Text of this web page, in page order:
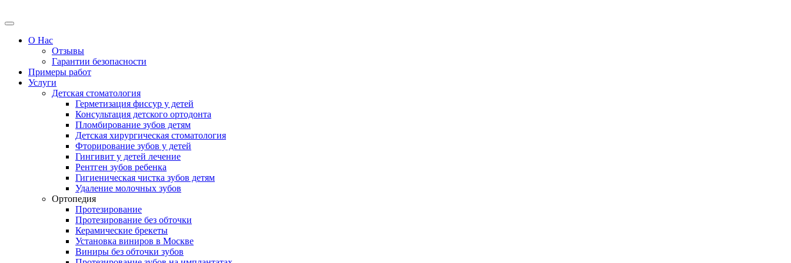
О Нас
Отзывы
Гарантии безопасности
Примеры работ
Услуги
Детская стоматология
Герметизация фиссур у детей
Консультация детского ортодонта
Пломбирование зубов детям
Детская хирургическая стоматология
Фторирование зубов у детей
Гингивит у детей лечение
Рентген зубов ребенка
Гигиеническая чистка зубов детям
Удаление молочных зубов
Ортопедия
Протезирование
Протезирование без обточки
Керамические брекеты
Установка виниров в Москве
Виниры без обточки зубов